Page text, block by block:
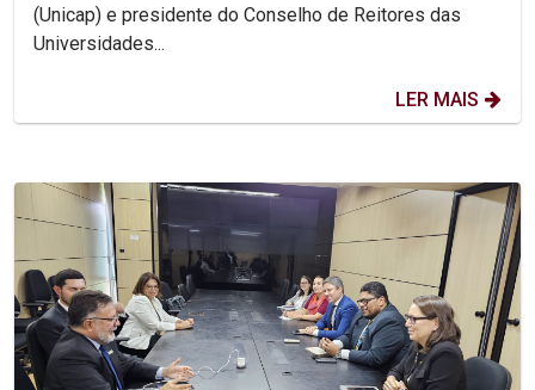
(Unicap) e presidente do Conselho de Reitores das
Universidades...
LER MAIS